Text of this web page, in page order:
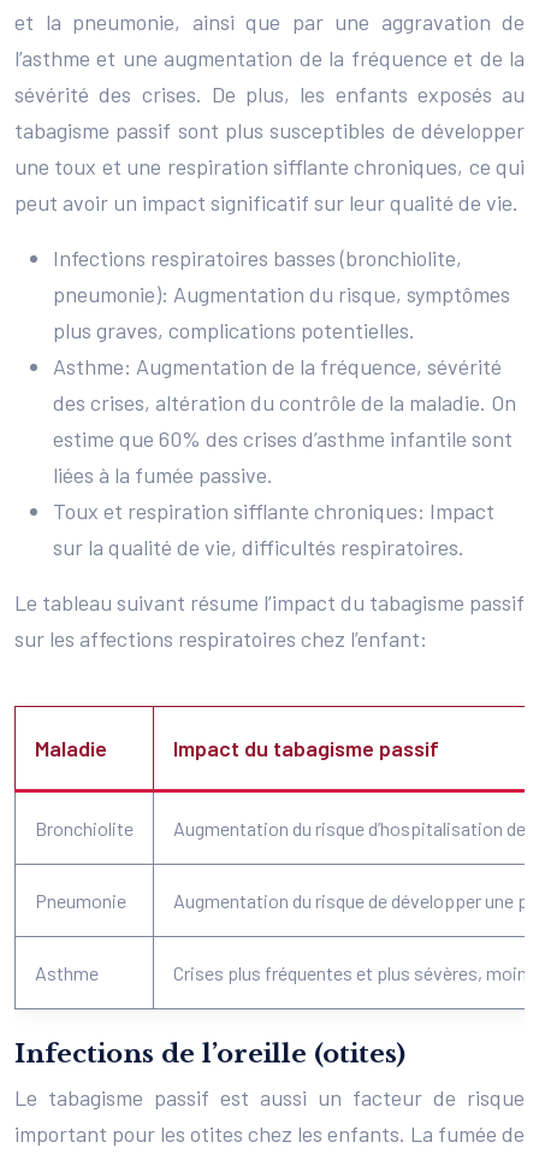
et la pneumonie, ainsi que par une aggravation de
l’asthme et une augmentation de la fréquence et de la
sévérité des crises. De plus, les enfants exposés au
tabagisme passif sont plus susceptibles de développer
une toux et une respiration sifflante chroniques, ce qui
peut avoir un impact significatif sur leur qualité de vie.
Infections respiratoires basses (bronchiolite,
pneumonie): Augmentation du risque, symptômes
plus graves, complications potentielles.
Asthme: Augmentation de la fréquence, sévérité
des crises, altération du contrôle de la maladie. On
estime que 60% des crises d’asthme infantile sont
liées à la fumée passive.
Toux et respiration sifflante chroniques: Impact
sur la qualité de vie, difficultés respiratoires.
Le tableau suivant résume l’impact du tabagisme passif
sur les affections respiratoires chez l’enfant:
Maladie Impact du tabagisme passif
Bronchiolite Augmentation du risque d’hospitalisation de
Pneumonie Augmentation du risque de développer une
Asthme Crises plus fréquentes et plus sévères,
Infections de l’oreille (otites)
Le tabagisme passif est aussi un facteur de risque
important pour les otites chez les enfants. La fumée de